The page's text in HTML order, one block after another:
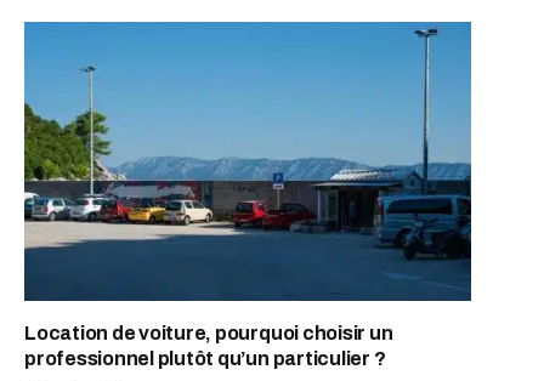
Location de voiture, pourquoi choisir un
professionnel plutôt qu’un particulier ?